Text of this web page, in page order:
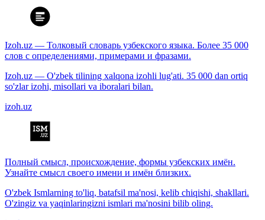
Izoh.uz — Толковый словарь узбекского языка. Более 35 000
слов с определениями, примерами и фразами.
Izoh.uz — O'zbek tilining xalqona izohli lug'ati. 35 000 dan ortiq
so'zlar izohi, misollari va iboralari bilan.
izoh.uz
Полный смысл, происхождение, формы узбекских имён.
Узнайте смысл своего имени и имён близких.
O'zbek Ismlarning to'liq, batafsil ma'nosi, kelib chiqishi, shakllari.
O'zingiz va yaqinlaringizni ismlari ma'nosini bilib oling.